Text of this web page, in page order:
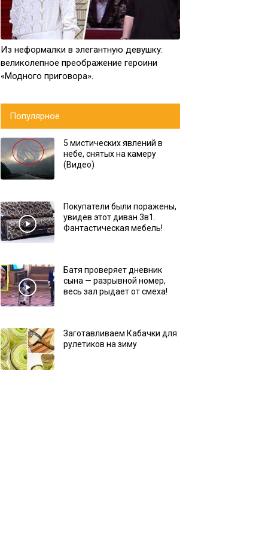
Из неформалки в элегантную девушку:
великолепное преображение героини
«Модного приговора».
Популярное
5 мистических явлений в
небе, снятых на камеру
(Видео)
Покупатели были поражены,
увидев этот диван 3в1.
Фантастическая мебель!
Батя проверяет дневник
сына — разрывной номер,
весь зал рыдает от смеха!
Заготавливаем Кабачки для
рулетиков на зиму